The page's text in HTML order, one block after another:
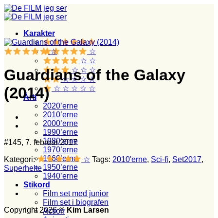
Fortsæt
til
Karakter
☆
☆ ☆
☆ ☆ ☆
☆ ☆ ☆ ☆
☆ ☆ ☆ ☆ ☆
Årti
2020’erne
2010’erne
2000’erne
1990’erne
1980’erne
1970’erne
1960’erne
1950’erne
1940’erne
Stikord
Film set med junior
Film set i biografen
Action
☆
Guardians of the Galaxy
(2014)
#145, 7. februar 2017
Kategori: ☆ Tags: 2010'erne, Sci-fi, Set2017,
Superhelte
Copyright 2026 © Kim Larsen